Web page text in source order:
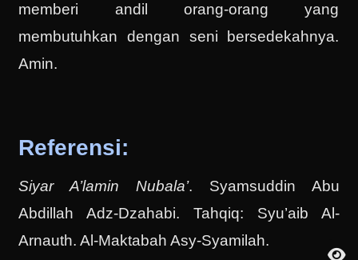
memberi andil orang-orang yang
membutuhkan dengan seni bersedekahnya.
Amin.
Referensi:
Siyar A’lamin Nubala’. Syamsuddin Abu
Abdillah Adz-Dzahabi. Tahqiq: Syu’aib Al-
Arnauth. Al-Maktabah Asy-Syamilah.